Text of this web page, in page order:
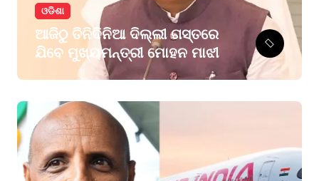
ଓଡିଶା
ଆଜିଠୁ ତିନିଦିନିଆ ଦିଲ୍ଲୀ ଗସ୍ତରେ
ଯିବେ ମୁଖ୍ୟମନ୍ତ୍ରୀ ମୋହନ ମାଝୀ